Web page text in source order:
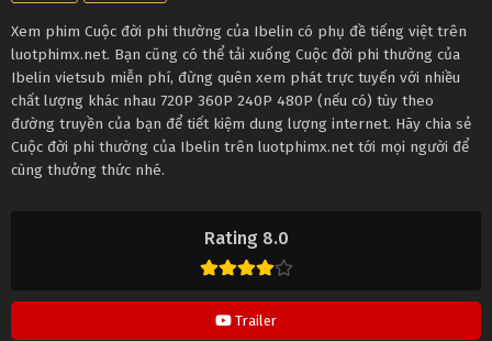
Rating 8.0
Trailer
Xem phim Cuộc đời phi thường của Ibelin có phụ đề tiếng việt trên
luotphimx.net. Bạn cũng có thể tải xuống Cuộc đời phi thường của
Ibelin vietsub miễn phí, đừng quên xem phát trực tuyến với nhiều
chất lượng khác nhau 720P 360P 240P 480P (nếu có) tùy theo
đường truyền của bạn để tiết kiệm dung lượng internet. Hãy chia sẻ
Cuộc đời phi thường của Ibelin trên luotphimx.net tới mọi người để
cùng thưởng thức nhé.